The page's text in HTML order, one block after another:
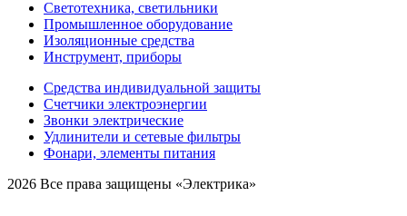
Светотехника, светильники
Промышленное оборудование
Изоляционные средства
Инструмент, приборы
Средства индивидуальной защиты
Счетчики электроэнергии
Звонки электрические
Удлинители и сетевые фильтры
Фонари, элементы питания
2026 Все права защищены «Электрика»